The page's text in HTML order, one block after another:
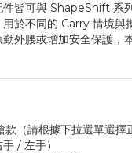
件皆可與 ShapeShift
於不同的 Carry 情境與
外腰或增加安全保護，
（請根據下拉選單選擇
/ 左手）